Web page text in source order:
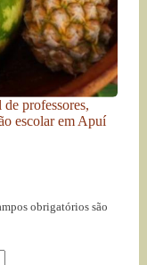
professores,
escolar em Apuí
obrigatórios são